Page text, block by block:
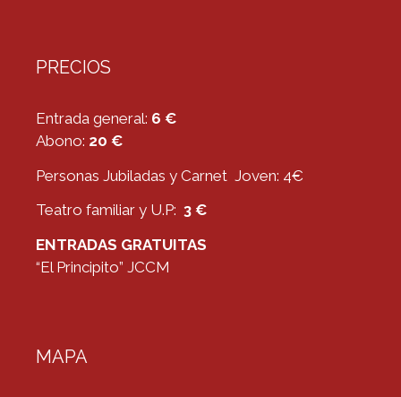
PRECIOS
Entrada general: 6 €
Abono: 20 €
Personas Jubiladas y Carnet Joven: 4€
Teatro familiar y U.P: 3 €
ENTRADAS GRATUITAS
“El Principito” JCCM
MAPA